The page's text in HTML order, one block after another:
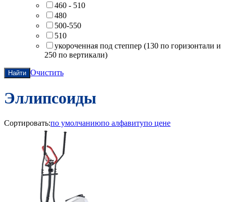
460 - 510
480
500-550
510
укороченная под степпер (130 по горизонтали и
250 по вертикали)
Найти Очистить
Эллипсоиды
Сортировать:по умолчаниюпо алфавитупо цене